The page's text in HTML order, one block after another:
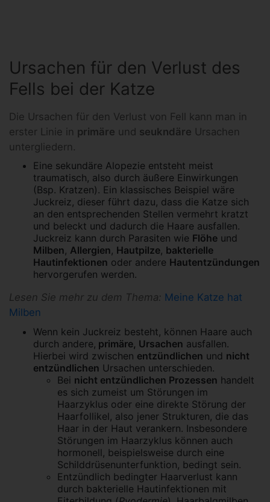
Ursachen für den Verlust des
Fells bei der Katze
Die Ursachen für den Verlust von Fell kann man in
erster Linie in primäre und seukndäre Ursachen
untergliedern.
Eine sekundäre Alopezie entsteht meist
traumatisch, also durch äußere Einwirkungen
(Bsp. Kratzen). Ein klassisches Beispiel wäre
Juckreiz, dieser führt dazu, dass die Katze sich
an den entsprechenden Stellen vermehrt kratzt
und beleckt und dadurch die Haare ausfallen.
Juckreiz kann durch Parasiten wie Flöhe und
Milben, Allergien, Hautpilze, bakterielle
Hautinfektionen oder andere Hautentzündungen
hervorgerufen werden.
Lesen Sie mehr zu dem Thema: Meine Katze hat
Milben
Wenn kein Juckreiz besteht, können Haare auch
durch andere, primäre, Ursachen ausfallen.
Hierbei wird zwischen entzündlichen und nicht
entzündlichen Ursachen unterschieden.
Bei nicht entzündlichen Prozessen handelt
es sich zumeist um Störungen im
Haarzyklus oder eine direkte Störung der
Haarfollikel, also jener Strukturen, die das
Haar in der Haut verankern. Insbesondere
Störungen im Haarzyklus können auch
hormonell, beispielsweise durch eine
Schilddrüsenunterfunktion, bedingt sein.
Entzündlich bedingter Haarverlust kann
durch bakterielle Hautinfektionen mit